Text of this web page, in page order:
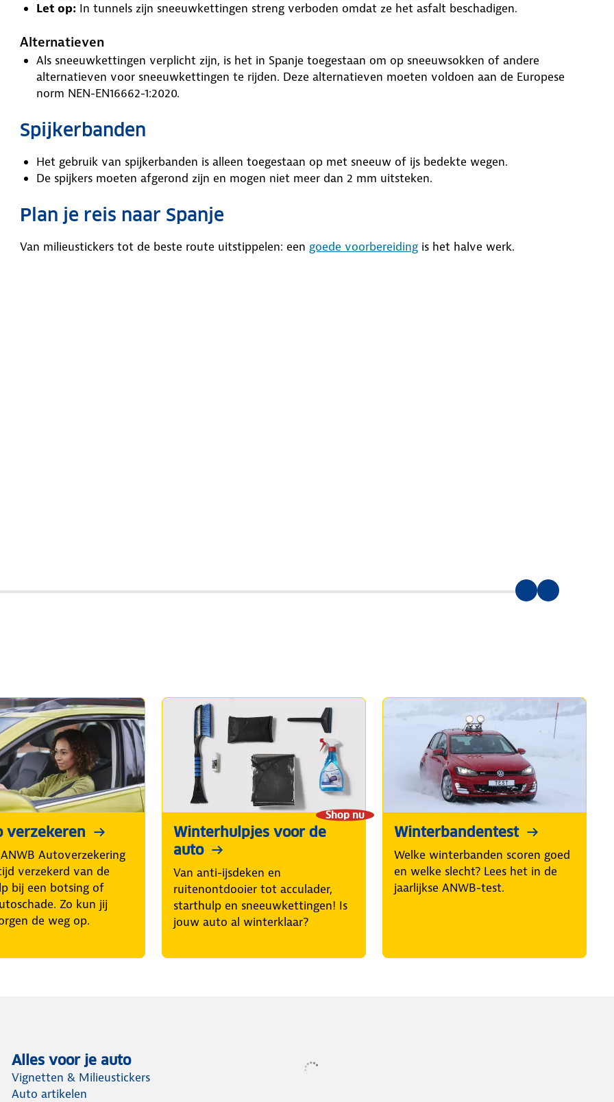
Let op: In tunnels zijn sneeuwkettingen streng verboden omdat ze het asfalt beschadigen.
Alternatieven
Als sneeuwkettingen verplicht zijn, is het in Spanje toegestaan om op sneeuwsokken of andere
alternatieven voor sneeuwkettingen te rijden. Deze alternatieven moeten voldoen aan de Europese
norm NEN-EN16662-1:2020.
Spijkerbanden
Het gebruik van spijkerbanden is alleen toegestaan op met sneeuw of ijs bedekte wegen.
De spijkers moeten afgerond zijn en mogen niet meer dan 2 mm uitsteken.
Plan je reis naar Spanje
Van milieustickers tot de beste route uitstippelen: een goede voorbereiding is het halve werk.
verzekeren
Autoverzekering
verzekerd van de
bij een botsing of
Zo kun jij
de weg op.
Shop nu
Winterhulpjes voor de
auto
Van anti-ijsdeken en
ruitenontdooier tot acculader,
starthulp en sneeuwkettingen! Is
jouw auto al winterklaar?
Winterbandentest
Welke winterbanden scoren goed
en welke slecht? Lees het in de
jaarlijkse ANWB-test.
Alles voor je auto
Vignetten & Milieustickers
Auto artikelen